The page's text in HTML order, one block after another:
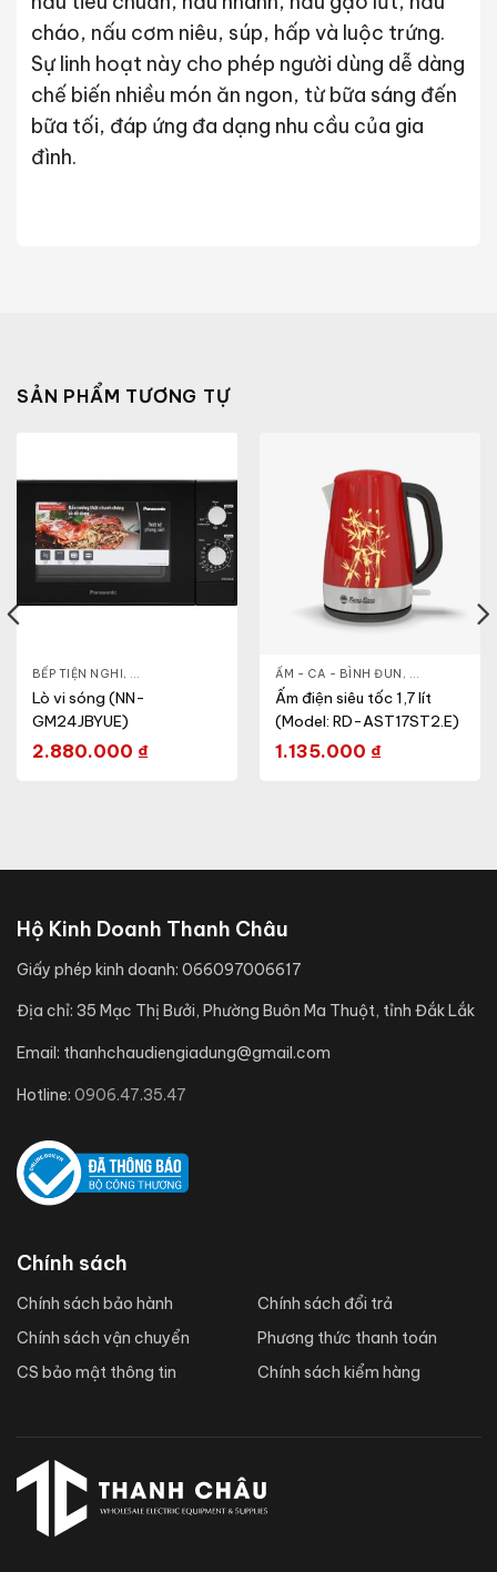
cháo, nấu cơm niêu, súp, hấp và luộc trứng.
Sự linh hoạt này cho phép người dùng dễ dàng
chế biến nhiều món ăn ngon, từ bữa sáng đến
bữa tối, đáp ứng đa dạng nhu cầu của gia
đình.
SẢN PHẨM TƯƠNG TỰ
BẾP TIỆN NGHI , GIA DỤNG KHỎE & ĐẸP ,LÒ VI SÓNG
Lò vi sóng (NN-
GM24JBYUE)
2.880.000 ₫
ẤM - CA - BÌNH ĐUN , GIA DỤNG
Ấm điện siêu tốc 1,7 lít
(Model: RD-AST17ST2.E)
1.135.000 ₫
& ĐẸP,NỒI - ẤM - CA - BÌNH
Hộ Kinh Doanh Thanh Châu
Giấy phép kinh doanh: 066097006617
Địa chỉ: 35 Mạc Thị Bưởi, Phường Buôn Ma Thuột, tỉnh Đắk Lắk
Email: thanhchaudiengiadung@gmail.com
Hotline: 0906.47.35.47
Chính sách
Chính sách bảo hành
Chính sách vận chuyển
CS bảo mật thông tin
Chính sách đổi trả
Phương thức thanh toán
Chính sách kiểm hàng